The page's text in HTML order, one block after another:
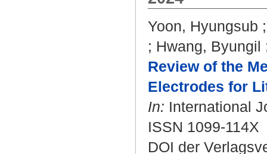
Yoon, Hyungsub
; Hwang, Byungil
Review of the
Electrodes for
In: International
ISSN 1099-114X
DOI der